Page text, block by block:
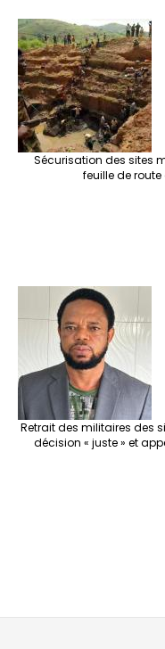
Sécurisation des sites
feuille de
Retrait des militaires des
décision « juste » et